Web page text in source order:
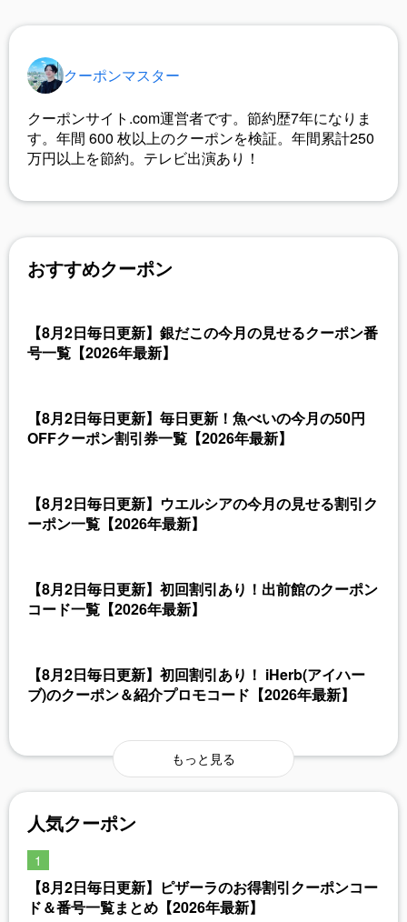
クーポンマスター
クーポンサイト.com運営者です。節約歴7年になりま
す。年間 600 枚以上のクーポンを検証。年間累計250
万円以上を節約。テレビ出演あり！
おすすめクーポン
【8月2日毎日更新】銀だこの今月の見せるクーポン番
号一覧【2026年最新】
【8月2日毎日更新】毎日更新！魚べいの今月の50円
OFFクーポン割引券一覧【2026年最新】
【8月2日毎日更新】ウエルシアの今月の見せる割引ク
ーポン一覧【2026年最新】
【8月2日毎日更新】初回割引あり！出前館のクーポン
コード一覧【2026年最新】
【8月2日毎日更新】初回割引あり！ iHerb(アイハー
ブ)のクーポン＆紹介プロモコード【2026年最新】
もっと見る
人気クーポン
【8月2日毎日更新】ピザーラのお得割引クーポンコー
ド＆番号一覧まとめ【2026年最新】